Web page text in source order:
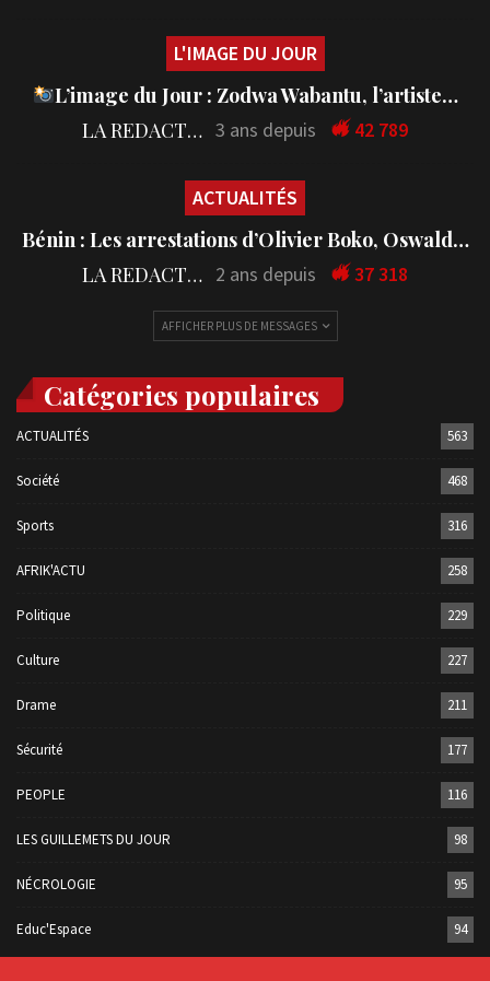
L'IMAGE DU JOUR
L’image du Jour : Zodwa Wabantu, l’artiste…
LA REDACTION 3 ans depuis 42 789
ACTUALITÉS
Bénin : Les arrestations d’Olivier Boko, Oswald…
LA REDACTION 2 ans depuis 37 318
AFFICHER PLUS DE MESSAGES
Catégories populaires
ACTUALITÉS 563
Société 468
Sports 316
AFRIK'ACTU 258
Politique 229
Culture 227
Drame 211
Sécurité 177
PEOPLE 116
LES GUILLEMETS DU JOUR 98
NÉCROLOGIE 95
Educ'Espace 94